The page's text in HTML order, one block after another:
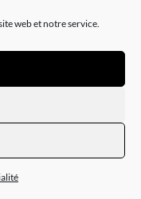
web et notre service.